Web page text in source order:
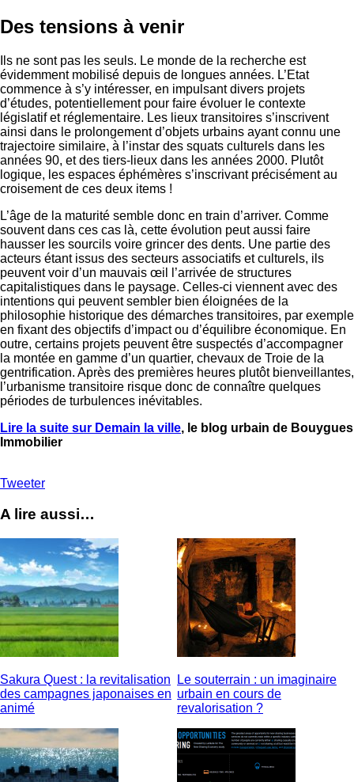
Des tensions à venir
Ils ne sont pas les seuls. Le monde de la recherche est
évidemment mobilisé depuis de longues années. L’Etat
commence à s’y intéresser, en impulsant divers projets
d’études, potentiellement pour faire évoluer le contexte
législatif et réglementaire. Les lieux transitoires s’inscrivent
ainsi dans le prolongement d’objets urbains ayant connu une
trajectoire similaire, à l’instar des squats culturels dans les
années 90, et des tiers-lieux dans les années 2000. Plutôt
logique, les espaces éphémères s’inscrivant précisément au
croisement de ces deux items !
L’âge de la maturité semble donc en train d’arriver. Comme
souvent dans ces cas là, cette évolution peut aussi faire
hausser les sourcils voire grincer des dents. Une partie des
acteurs étant issus des secteurs associatifs et culturels, ils
peuvent voir d’un mauvais œil l’arrivée de structures
capitalistiques dans le paysage. Celles-ci viennent avec des
intentions qui peuvent sembler bien éloignées de la
philosophie historique des démarches transitoires, par exemple
en fixant des objectifs d’impact ou d’équilibre économique. En
outre, certains projets peuvent être suspectés d’accompagner
la montée en gamme d’un quartier, chevaux de Troie de la
gentrification. Après des premières heures plutôt bienveillantes,
l’urbanisme transitoire risque donc de connaître quelques
périodes de turbulences inévitables.
Lire la suite sur Demain la ville, le blog urbain de Bouygues
Immobilier
Tweeter
A lire aussi…
Sakura Quest : la revitalisation
des campagnes japonaises en
animé
Le souterrain : un imaginaire
urbain en cours de
revalorisation ?